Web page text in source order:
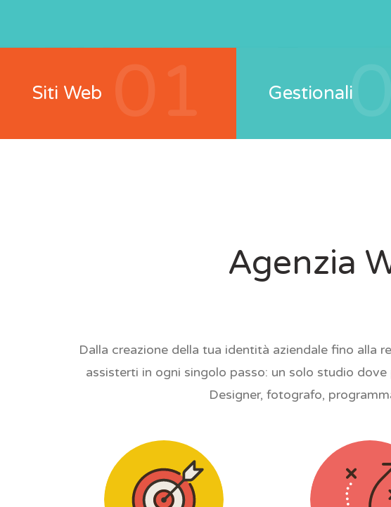
Siti Web Gestionali
Agenzia
Dalla creazione della tua identità aziendale fino alla
assisterti in ogni singolo passo: un solo studio
Designer, fotografo,